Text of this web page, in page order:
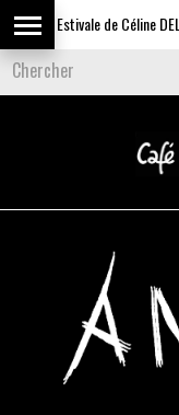
Expo Estivale de Céline